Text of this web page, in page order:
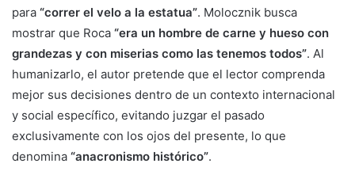
para “correr el velo a la estatua”. Molocznik busca
mostrar que Roca “era un hombre de carne y hueso con
grandezas y con miserias como las tenemos todos”. Al
humanizarlo, el autor pretende que el lector comprenda
mejor sus decisiones dentro de un contexto internacional
y social específico, evitando juzgar el pasado
exclusivamente con los ojos del presente, lo que
denomina “anacronismo histórico”.